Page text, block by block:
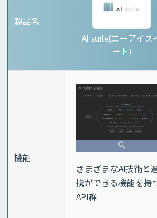
製品名
AI suite(エーアイス
ート)
機能
さまざまなAI技術と
携ができる機能を持
API群